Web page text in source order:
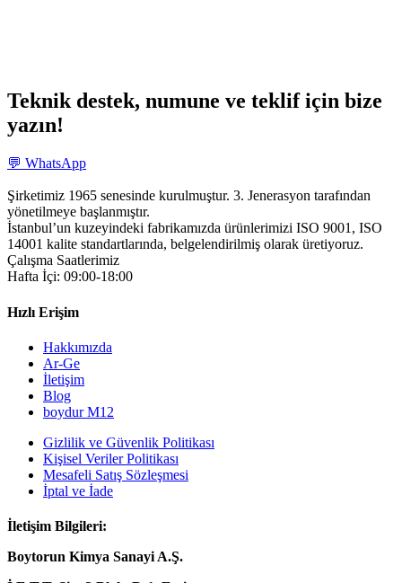
Teknik destek, numune ve teklif için bize
yazın!
💬 WhatsApp
Şirketimiz 1965 senesinde kurulmuştur. 3. Jenerasyon tarafından
yönetilmeye başlanmıştır.
İstanbul’un kuzeyindeki fabrikamızda ürünlerimizi ISO 9001, ISO
14001 kalite standartlarında, belgelendirilmiş olarak üretiyoruz.
Çalışma Saatlerimiz
Hafta İçi: 09:00-18:00
Hızlı Erişim
Hakkımızda
Ar-Ge
İletişim
Blog
boydur M12
Gizlilik ve Güvenlik Politikası
Kişisel Veriler Politikası
Mesafeli Satış Sözleşmesi
İptal ve İade
İletişim Bilgileri:
Boytorun Kimya Sanayi A.Ş.